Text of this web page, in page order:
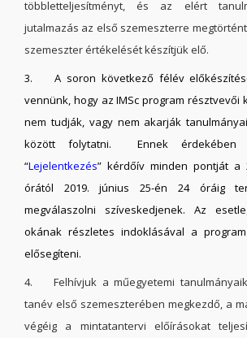
többletteljesítményt, és az elért
jutalmazás az első szemeszterre
szemeszter értékelését készítjük elő.
3. A soron következő félév
vennünk, hogy az IMSc program résztvevői
nem tudják, vagy nem akarják
között folytatni. Ennek
“Lejelentkezés” kérdőív minden pontját a
órától 2019. június 25-én 24 óráig
megválaszolni szíveskedjenek. Az
okának részletes indoklásával a
elősegíteni.
4. Felhívjuk a műegyetemi
tanév első szemeszterében megkezdő, a
végéig a mintatantervi előírásokat